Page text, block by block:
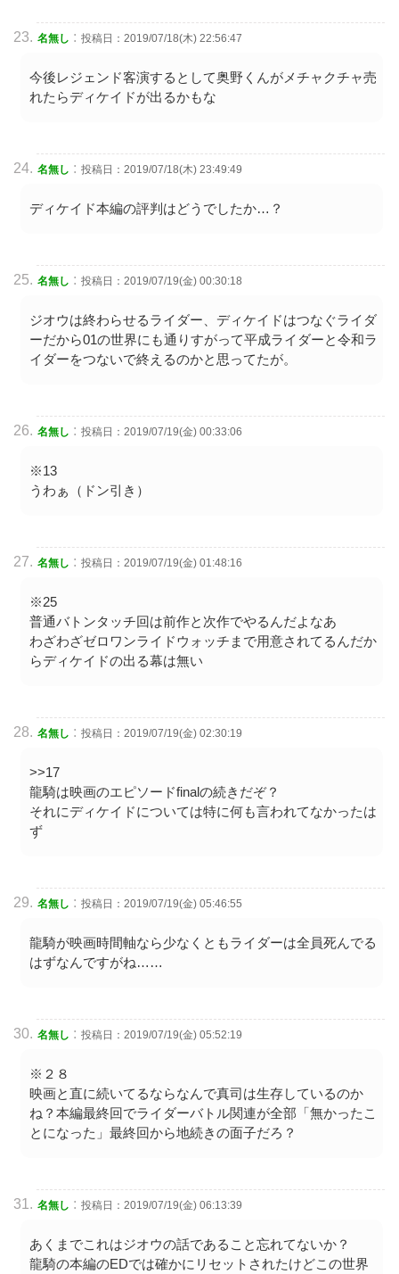
名無し : 投稿日：2019/07/18(木) 22:56:47
今後レジェンド客演するとして奥野くんがメチャクチャ売
れたらディケイドが出るかもな
名無し : 投稿日：2019/07/18(木) 23:49:49
ディケイド本編の評判はどうでしたか…？
名無し : 投稿日：2019/07/19(金) 00:30:18
ジオウは終わらせるライダー、ディケイドはつなぐライダ
ーだから01の世界にも通りすがって平成ライダーと令和ラ
イダーをつないで終えるのかと思ってたが。
名無し : 投稿日：2019/07/19(金) 00:33:06
※13
うわぁ（ドン引き）
名無し : 投稿日：2019/07/19(金) 01:48:16
※25
普通バトンタッチ回は前作と次作でやるんだよなあ
わざわざゼロワンライドウォッチまで用意されてるんだか
らディケイドの出る幕は無い
名無し : 投稿日：2019/07/19(金) 02:30:19
>>17
龍騎は映画のエピソードfinalの続きだぞ？
それにディケイドについては特に何も言われてなかったは
ず
名無し : 投稿日：2019/07/19(金) 05:46:55
龍騎が映画時間軸なら少なくともライダーは全員死んでる
はずなんですがね……
名無し : 投稿日：2019/07/19(金) 05:52:19
※２８
映画と直に続いてるならなんで真司は生存しているのか
ね？本編最終回でライダーバトル関連が全部「無かったこ
とになった」最終回から地続きの面子だろ？
名無し : 投稿日：2019/07/19(金) 06:13:39
あくまでこれはジオウの話であること忘れてないか？
龍騎の本編のEDでは確かにリセットされたけどこの世界